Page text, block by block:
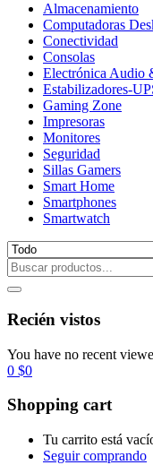
Almacenamiento
Computadoras
Conectividad
Consolas
Electrónica Audio
Estabilizadores-
Gaming Zone
Impresoras
Monitores
Seguridad
Sillas Gamers
Smart Home
Smartphones
Smartwatch
Recién vistos
You have no recent
0 $0
Shopping cart
Tu carrito está
Seguir comprando